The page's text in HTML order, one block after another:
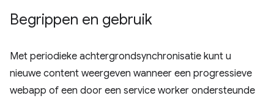
Begrippen en gebruik
Met periodieke achtergrondsynchronisatie kunt u
nieuwe content weergeven wanneer een progressieve
webapp of een door een service worker ondersteunde